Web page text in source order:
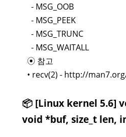
- MSG_OOB
- MSG_PEEK
- MSG_TRUNC
- MSG_WAITALL
⦿ 참고
• recv(2) - http://
📦 [Linux kernel 5.6]
void *buf, size_t len,